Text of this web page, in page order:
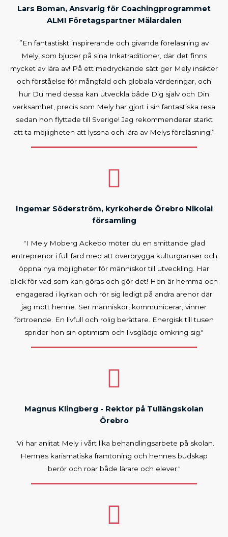
Lars Boman, Ansvarig för Coachingprogrammet
ALMI Företagspartner Mälardalen
”En fantastiskt inspirerande och givande föreläsning av
Mely, som bjuder på sina Inkatraditioner, där det finns
mycket av lära av! På ett medryckande sätt ger Mely insikter
och förståelse för mångfald och globala värderingar, och
hur Du med dessa kan utveckla både Dig själv och Din
verksamhet, precis som Mely har gjort i sin fantastiska resa
sedan hon flyttade till Sverige! Jag rekommenderar starkt
att ta möjligheten att lyssna och lära av Melys föreläsning!”
Ingemar Söderström, kyrkoherde Örebro Nikolai
församling
"I Mely Moberg Ackebo möter du en smittande glad
entreprenör i full färd med att överbrygga kulturgränser och
öppna nya möjligheter för människor till utveckling. Har
blick för vad som kan göras och gör det! Hon är hemma och
engagerad i kyrkan och rör sig ledigt på andra arenor där
jag mött henne. Ser människor, kommunicerar, vinner
förtroende. En livfull och rolig berättare. Energisk till tusen
sprider hon sin optimism och livsglädje omkring sig."
Magnus Klingberg - Rektor på Tullängskolan
Örebro
"Vi har anlitat Mely i vårt lika behandlingsarbete på skolan.
Hennes karismatiska framtoning och hennes budskap
berör och roar både lärare och elever."